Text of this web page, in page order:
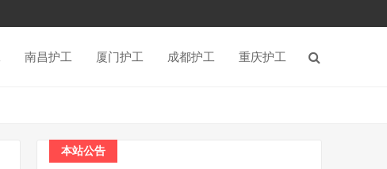
南昌护工 厦门护工 成都护工 重庆护工
本站公告